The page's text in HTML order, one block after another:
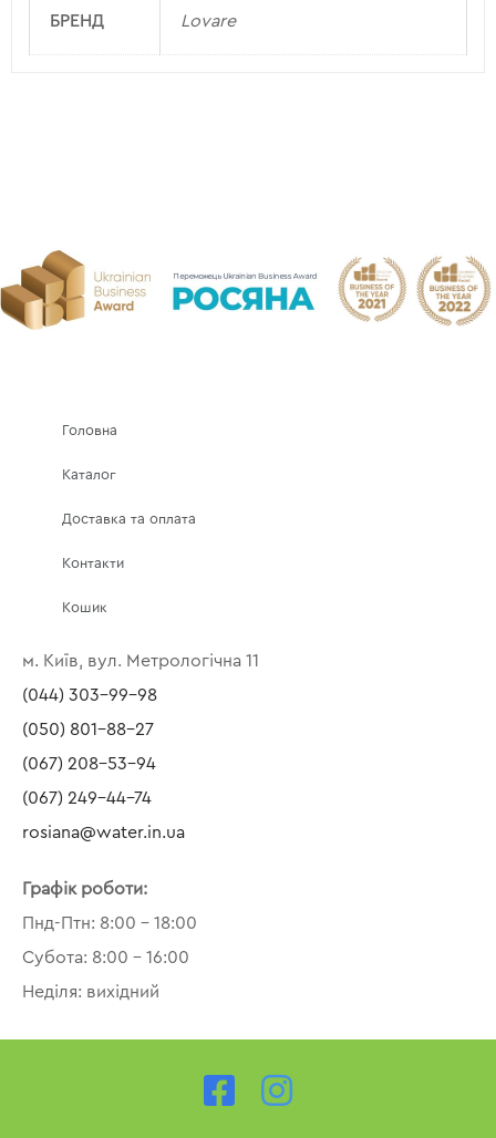
БРЕНД Lovare
Головна
Каталог
Доставка та оплата
Контакти
Кошик
м. Київ, вул. Метрологічна 11
(044) 303-99-98
(050) 801-88-27
(067) 208-53-94
(067) 249-44-74
rosiana@water.in.ua
Графік роботи:
Пнд-Птн: 8:00 – 18:00
Субота: 8:00 – 16:00
Неділя: вихідний